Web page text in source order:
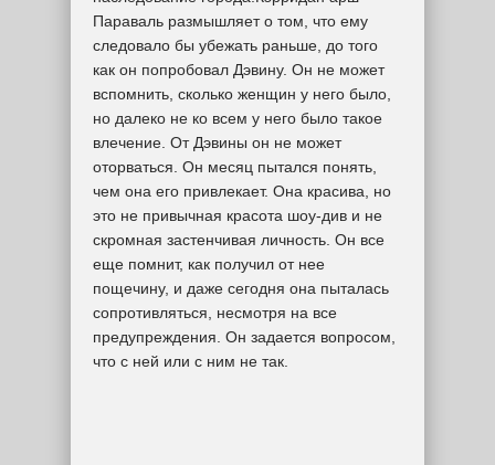
Параваль размышляет о том, что ему
следовало бы убежать раньше, до того
как он попробовал Дэвину. Он не может
вспомнить, сколько женщин у него было,
но далеко не ко всем у него было такое
влечение. От Дэвины он не может
оторваться. Он месяц пытался понять,
чем она его привлекает. Она красива, но
это не привычная красота шоу-див и не
скромная застенчивая личность. Он все
еще помнит, как получил от нее
пощечину, и даже сегодня она пыталась
сопротивляться, несмотря на все
предупреждения. Он задается вопросом,
что с ней или с ним не так.